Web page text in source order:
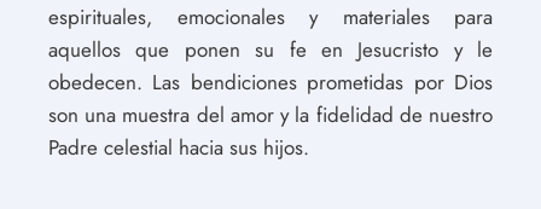
espirituales, emocionales y materiales para
aquellos que ponen su fe en Jesucristo y le
obedecen. Las bendiciones prometidas por Dios
son una muestra del amor y la fidelidad de nuestro
Padre celestial hacia sus hijos.